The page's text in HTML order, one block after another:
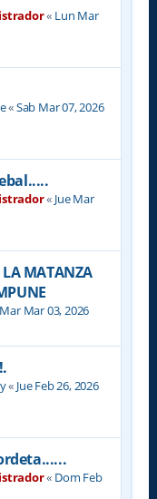
« Lun Mar
«Sab Mar 07, 2026
« Jue Mar
LA MATANZA
Mar Mar 03, 2026
« Jue Feb 26, 2026
« Dom Feb